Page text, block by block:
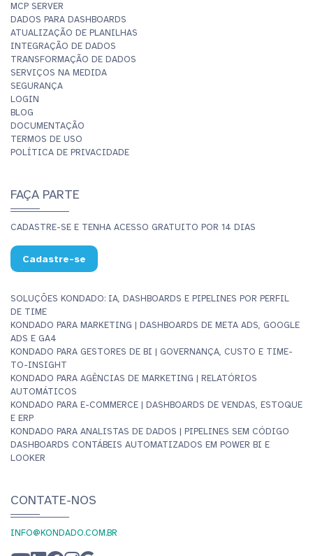
MCP SERVER
DADOS PARA DASHBOARDS
ATUALIZAÇÃO DE PLANILHAS
INTEGRAÇÃO DE DADOS
TRANSFORMAÇÃO DE DADOS
SERVIÇOS NA MEDIDA
SEGURANÇA
LOGIN
BLOG
DOCUMENTAÇÃO
TERMOS DE USO
POLÍTICA DE PRIVACIDADE
FAÇA PARTE
CADASTRE-SE E TENHA ACESSO GRATUITO POR 14 DIAS
Cadastre-se
SOLUÇÕES KONDADO: IA, DASHBOARDS E PIPELINES POR PERFIL
DE TIME
KONDADO PARA MARKETING | DASHBOARDS DE META ADS, GOOGLE
ADS E GA4
KONDADO PARA GESTORES DE BI | GOVERNANÇA, CUSTO E TIME-
TO-INSIGHT
KONDADO PARA AGÊNCIAS DE MARKETING | RELATÓRIOS
AUTOMÁTICOS
KONDADO PARA E-COMMERCE | DASHBOARDS DE VENDAS, ESTOQUE
E ERP
KONDADO PARA ANALISTAS DE DADOS | PIPELINES SEM CÓDIGO
DASHBOARDS CONTÁBEIS AUTOMATIZADOS EM POWER BI E
LOOKER
CONTATE-NOS
INFO@KONDADO.COM.BR